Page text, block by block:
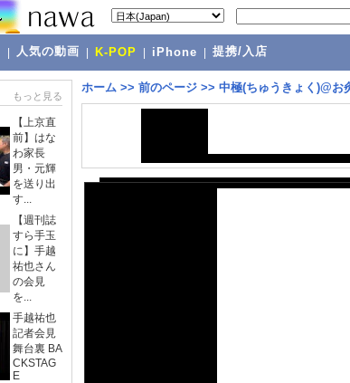
人気の動画 K-POP iPhone 提携/入店
もっと見る
【上京直
前】はな
わ家長
男・元輝
を送り出
す...
【週刊誌
すら手玉
に】手越
祐也さん
の会見
を...
手越祐也
記者会見
舞台裏 BA
CKSTAG
E
ホーム >> 前のページ >> 中極(ちゅうきょく)@お